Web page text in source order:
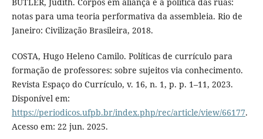
notas para uma teoria performativa da assembleia. Rio de
Janeiro: Civilização Brasileira, 2018.
COSTA, Hugo Heleno Camilo. Políticas de currículo para
formação de professores: sobre sujeitos via conhecimento.
Revista Espaço do Currículo, v. 16, n. 1, p. p. 1–11, 2023.
Disponível em:
https://periodicos.ufpb.br/index.php/rec/article/view/66177.
Acesso em: 22 jun. 2025.